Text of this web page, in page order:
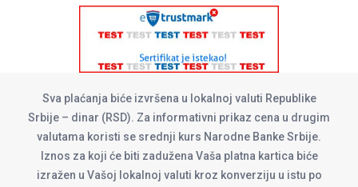
Sva plaćanja biće izvršena u lokalnoj valuti Republike
Srbije – dinar (RSD). Za informativni prikaz cena u drugim
valutama koristi se srednji kurs Narodne Banke Srbije.
Iznos za koji će biti zadužena Vaša platna kartica biće
izražen u Vašoj lokalnoj valuti kroz konverziju u istu po